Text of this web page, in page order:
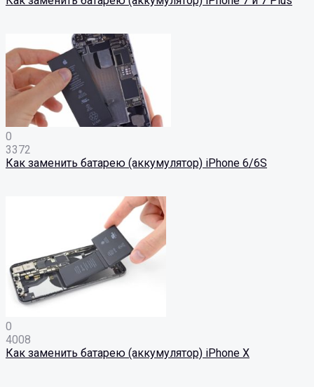
0
3372
Как заменить батарею (аккумулятор) iPhone 6/6S
0
4008
Как заменить батарею (аккумулятор) iPhone X